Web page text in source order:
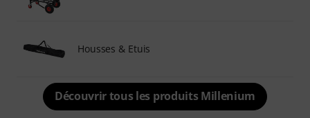
Housses & Etuis
Découvrir tous les produits Millenium